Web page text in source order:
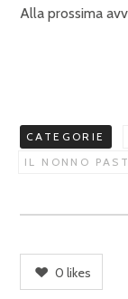
Alla prossima
CATEGORIE
IL NONNO
0 likes